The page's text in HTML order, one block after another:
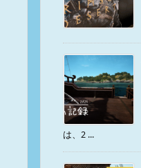
は、2 ...